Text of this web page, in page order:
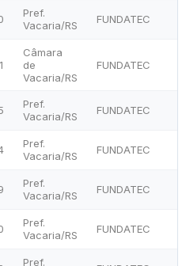
Pref.
Vacaria/RS
FUNDATEC
Câmara
de
Vacaria/RS
FUNDATEC
Pref.
Vacaria/RS
FUNDATEC
Pref.
Vacaria/RS
FUNDATEC
Pref.
Vacaria/RS
FUNDATEC
Pref.
Vacaria/RS
FUNDATEC
Pref.